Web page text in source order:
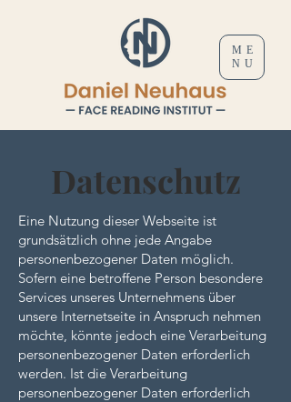
ME
NU
Datenschutz
Eine Nutzung dieser Webseite ist
grundsätzlich ohne jede Angabe
personenbezogener Daten möglich.
Sofern eine betroffene Person besondere
Services unseres Unternehmens über
unsere Internetseite in Anspruch nehmen
möchte, könnte jedoch eine Verarbeitung
personenbezogener Daten erforderlich
werden. Ist die Verarbeitung
personenbezogener Daten erforderlich